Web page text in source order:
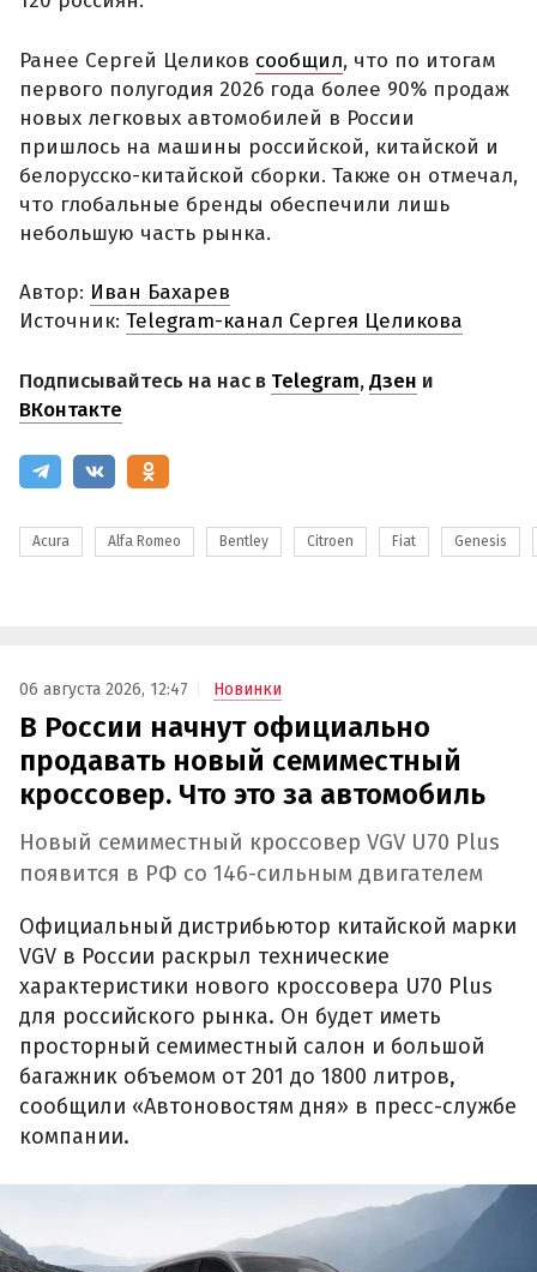
Ранее Сергей Целиков сообщил, что по итогам
первого полугодия 2026 года более 90% продаж
новых легковых автомобилей в России
пришлось на машины российской, китайской и
белорусско-китайской сборки. Также он отмечал,
что глобальные бренды обеспечили лишь
небольшую часть рынка.
Автор: Иван Бахарев
Источник: Telegram-канал Сергея Целикова
Подписывайтесь на нас в Telegram,Дзен и
ВКонтакте
Acura Alfa Romeo Bentley Citroen Fiat Genesis
06 августа 2026, 12:47 Новинки
В России начнут официально
продавать новый семиместный
кроссовер. Что это за автомобиль
Новый семиместный кроссовер VGV U70 Plus
появится в РФ со 146-сильным двигателем
Официальный дистрибьютор китайской марки
VGV в России раскрыл технические
характеристики нового кроссовера U70 Plus
для российского рынка. Он будет иметь
просторный семиместный салон и большой
багажник объемом от 201 до 1800 литров,
сообщили «Автоновостям дня» в пресс-службе
компании.